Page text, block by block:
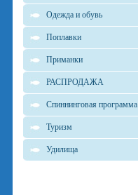
Одежда и обувь
Поплавки
Приманки
РАСПРОДАЖА
Спиннинговая программа
Туризм
Удилища